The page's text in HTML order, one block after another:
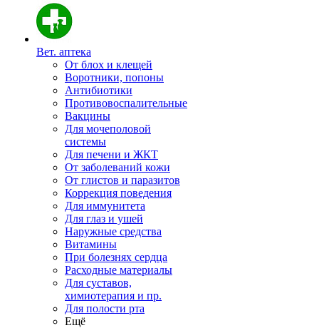
Вет. аптека
От блох и клещей
Воротники, попоны
Антибиотики
Противовоспалительные
Вакцины
Для мочеполовой
системы
Для печени и ЖКТ
От заболеваний кожи
От глистов и паразитов
Коррекция поведения
Для иммунитета
Для глаз и ушей
Наружные средства
Витамины
При болезнях сердца
Расходные материалы
Для суставов,
химиотерапия и пр.
Для полости рта
Ещё